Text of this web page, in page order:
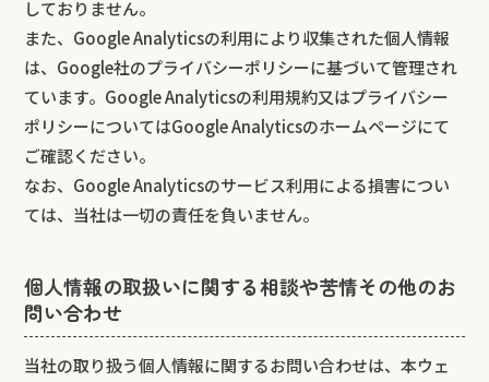
しておりません。
また、Google Analyticsの利用により収集された個人情報
は、Google社のプライバシーポリシーに基づいて管理され
ています。Google Analyticsの利用規約又はプライバシー
ポリシーについてはGoogle Analyticsのホームページにて
ご確認ください。
なお、Google Analyticsのサービス利用による損害につい
ては、当社は一切の責任を負いません。
個人情報の取扱いに関する相談や苦情その他のお
問い合わせ
当社の取り扱う個人情報に関するお問い合わせは、本ウェ